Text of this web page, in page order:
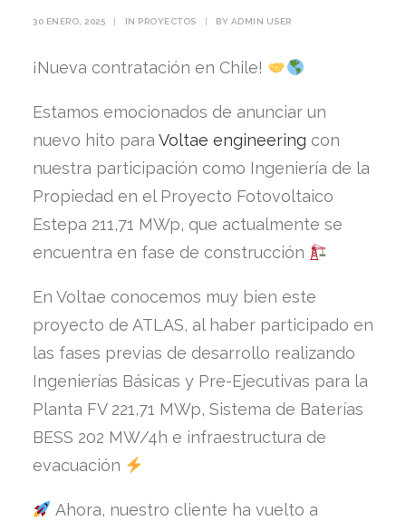
30 ENERO, 2025 | IN PROYECTOS | BY ADMIN USER
¡Nueva contratación en Chile!
Estamos emocionados de anunciar un
nuevo hito para Voltae engineering con
nuestra participación como Ingeniería de la
Propiedad en el Proyecto Fotovoltaico
Estepa 211,71 MWp, que actualmente se
encuentra en fase de construcción
En Voltae conocemos muy bien este
proyecto de ATLAS, al haber participado en
las fases previas de desarrollo realizando
Ingenierías Básicas y Pre-Ejecutivas para la
Planta FV 221,71 MWp, Sistema de Baterías
BESS 202 MW/4h e infraestructura de
evacuación
Ahora, nuestro cliente ha vuelto a